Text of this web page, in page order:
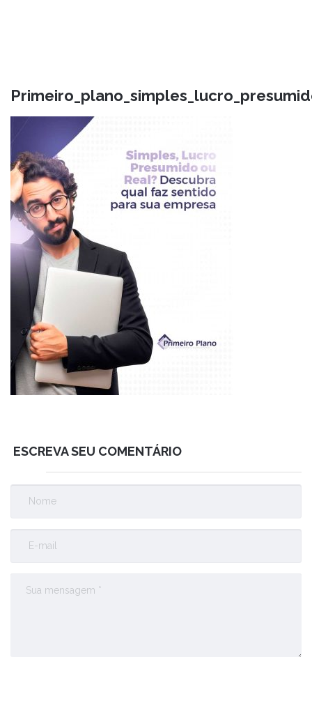
ESCREVA SEU COMENTÁRIO